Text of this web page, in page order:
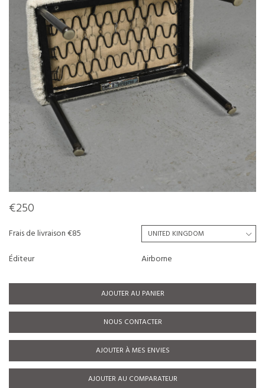
€250
Frais de livraison €85
Éditeur
Airborne
AJOUTER AU PANIER
NOUS CONTACTER
AJOUTER À MES ENVIES
AJOUTER AU COMPARATEUR